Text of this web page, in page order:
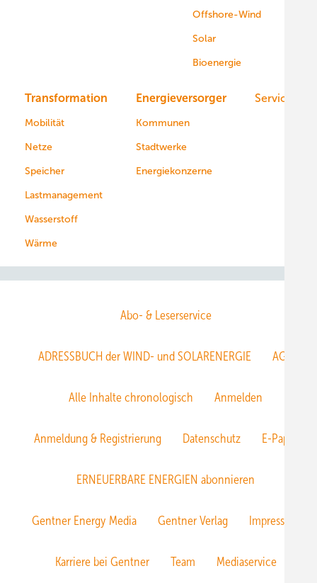
Offshore-Wind
Solar
Bioenergie
Transformation
Mobilität
Netze
Speicher
Lastmanagement
Wasserstoff
Wärme
Energieversorger
Kommunen
Stadtwerke
Energiekonzerne
Service
Abo- & Leserservice
ADRESSBUCH der WIND- und SOLARENERGIE AGB
Alle Inhalte chronologisch Anmelden
Anmeldung & Registrierung Datenschutz E-Paper
ERNEUERBARE ENERGIEN abonnieren
Gentner Energy Media Gentner Verlag Impressum
Karriere bei Gentner Team Mediaservice